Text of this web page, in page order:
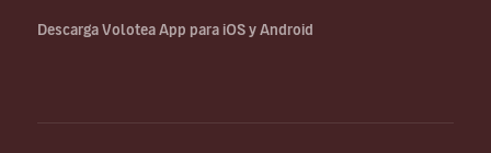
Descarga Volotea App para iOS y Android